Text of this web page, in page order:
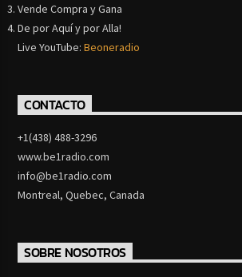
Vende Compra y Gana
De por Aquí y por Alla!
Live YouTube:Beoneradio
CONTACTO
+1(438) 488-3296
www.be1radio.com
info@be1radio.com
Montreal, Quebec, Canada
SOBRE NOSOTROS